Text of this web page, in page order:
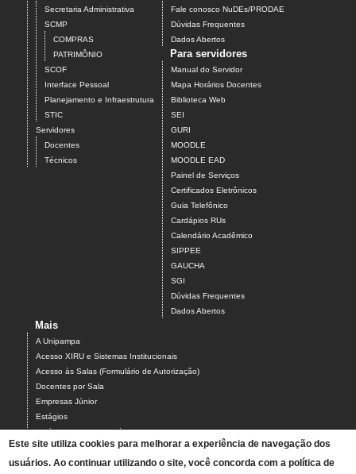
Secretaria Administrativa
SCMP
COMPRAS
PATRIMÔNIO
SCOF
Interface Pessoal
Planejamento e Infraestrutura
STIC
Servidores
Docentes
Técnicos
Fale conosco NuDEs/PRODAE
Dúvidas Frequentes
Dados Abertos
Para servidores
Manual do Servidor
Mapa Horários Docentes
Biblioteca Web
SEI
GURI
MOODLE
MOODLE EAD
Painel de Serviços
Certificados Eletrônicos
Guia Telefônico
Cardápios RUs
Calendário Acadêmico
SIPPEE
GAUCHA
SGI
Dúvidas Frequentes
Dados Abertos
Mais
A Unipampa
Acesso XIRU e Sistemas Institucionais
Acesso às Salas (Formulário de Autorização)
Docentes por Sala
Empresas Júnior
Estágios
Estágios Campus Bagé
Organograma do Campus Bagé
Programa PARCEIROS DO CAMPUS BAGÉ
Este site utiliza cookies para melhorar a experiência de navegação dos
usuários. Ao continuar utilizando o site, você concorda com a política de